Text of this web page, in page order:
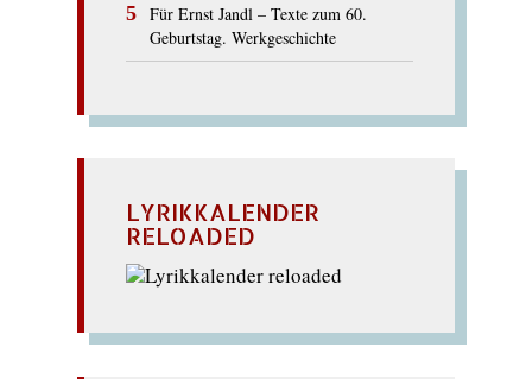
Für Ernst Jandl – Texte zum 60.
Geburtstag. Werkgeschichte
LYRIKKALENDER
RELOADED